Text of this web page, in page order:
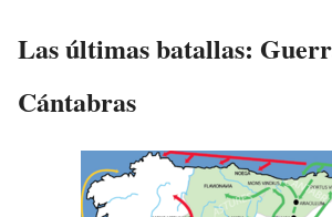
Las últimas batallas:
Cántabras